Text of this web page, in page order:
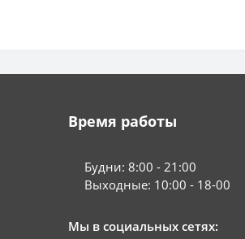
Время работы
Будни: 8:00 - 21:00
Выходные: 10:00 - 18-00
Мы в социальных сетях: